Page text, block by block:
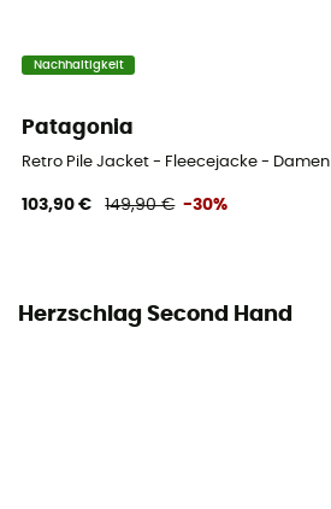
Nachhaltigkeit
Patagonia
Retro Pile Jacket - Fleecejacke - Damen
103,90 € 149,90 € -30%
Herzschlag Second Hand